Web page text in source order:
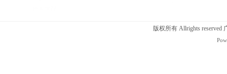
版权所有 Allrights